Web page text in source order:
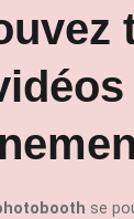
se